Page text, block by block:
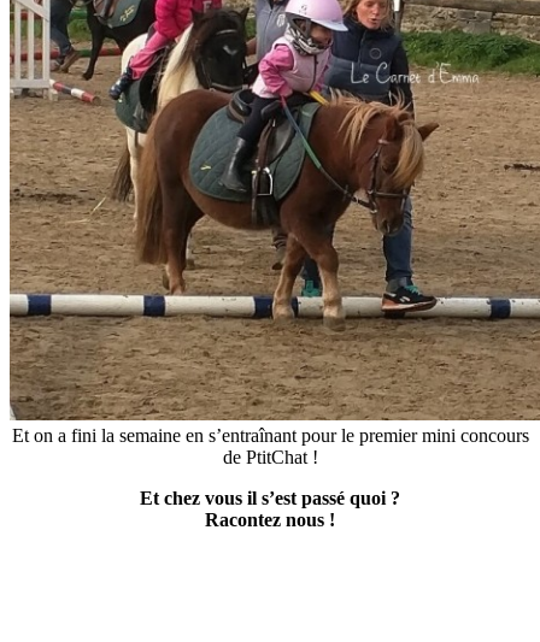
Et on a fini la semaine en s’entraînant pour le premier mini concours
de PtitChat !
Et chez vous il s’est passé quoi ?
Racontez nous !